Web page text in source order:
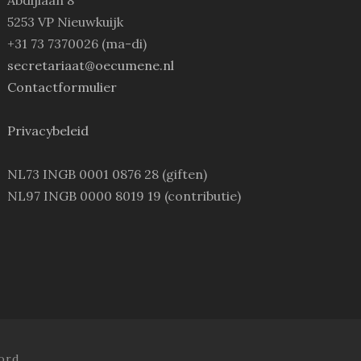
5253 VP Nieuwkuijk
+31 73 7370026 (ma-di)
secretariaat@oecumene.nl
Contactformulier
Privacybeleid
NL73 INGB 0001 0876 28 (giften)
NL97 INGB 0000 8019 19 (contributie)